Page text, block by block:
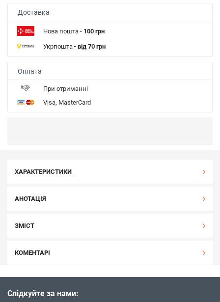
Доставка
Нова пошта- 100 грн
Укрпошта- від 70 грн
Оплата
При отриманні
Visa, MasterCard
ХАРАКТЕРИСТИКИ
АНОТАЦІЯ
ЗМІСТ
КОМЕНТАРІ
Слідкуйте за нами: